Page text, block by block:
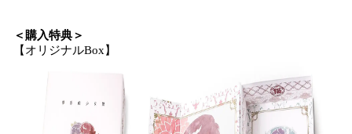
＜購入特典＞
【オリジナルBox】